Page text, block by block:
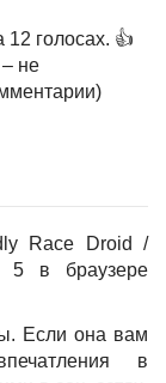
12 голосах. 👍
не
Race Droid /
5 в браузере
Если она вам
в